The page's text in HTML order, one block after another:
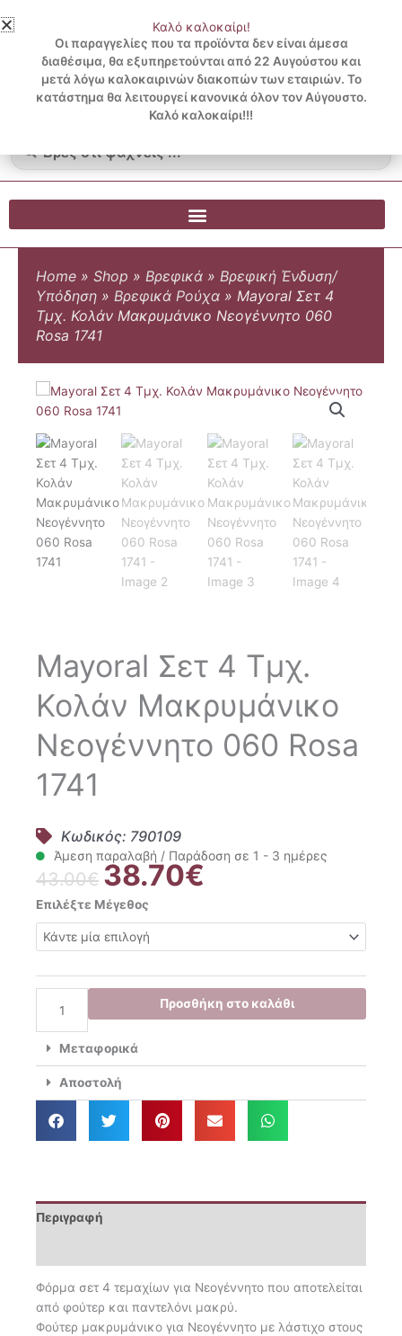
στο
περιεχόμενο
3 ΔΟΣΕΙΣ ΧΩΡΙΣ ΠΙΣΤΩΤΙΚΗ ΜΕ KLARNA
...
Λογαριασμός
Blog
0.00€
0
Cart
Home » Shop » Βρεφικά » Βρεφική Ένδυση/
Υπόδηση » Βρεφικά Ρούχα » Mayoral Σετ 4
Τμχ. Κολάν Μακρυμάνικο Νεογέννητο 060
Rosa 1741
Mayoral Σετ 4 Τμχ.
Κολάν Μακρυμάνικο
Νεογέννητο 060 Rosa
1741
Κωδικός: 790109
Άμεση παραλαβή / Παράδοση σε 1 - 3 ημέρες
43.00€ Original
price
was:
43.00€.
38.70€
38.70€.
Επιλέξτε Μέγεθος
Mayoral
Σετ
Κολάν
Νεογέννητο
1741
ποσότητα
Προσθήκη στο καλάθι
Μεταφορικά
Αποστολή
Περιγραφή
Φόρμα σετ 4 τεμαχίων για Νεογέννητο που αποτελείται
από φούτερ και παντελόνι μακρύ.
Φούτερ μακρυμάνικο για Νεογέννητο με λάστιχο στους
Καλό καλοκαίρι!
Οι παραγγελίες που τα προϊόντα δεν είναι άμεσα
διαθέσιμα, θα εξυπηρετούνται από 22 Αυγούστου και
μετά λόγω καλοκαιρινών διακοπών των εταιριών. Το
κατάστημα θα λειτουργεί κανονικά όλον τον Αύγουστο.
Καλό καλοκαίρι!!!